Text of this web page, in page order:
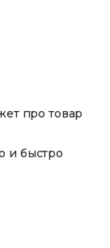
про товар
и быстро